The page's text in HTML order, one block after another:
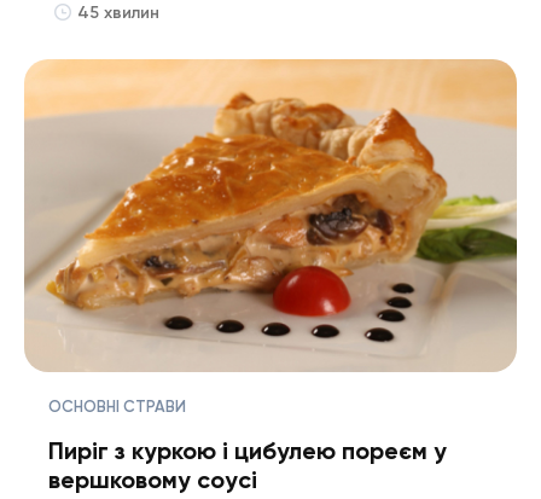
45 хвилин
ОСНОВНІ СТРАВИ
Пиріг з куркою і цибулею пореєм у
вершковому соусі